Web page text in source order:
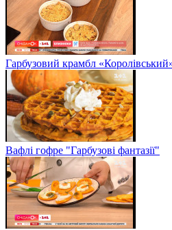
Гарбузовий крамбл
Вафлі гофре "Гарбузові фантазії"